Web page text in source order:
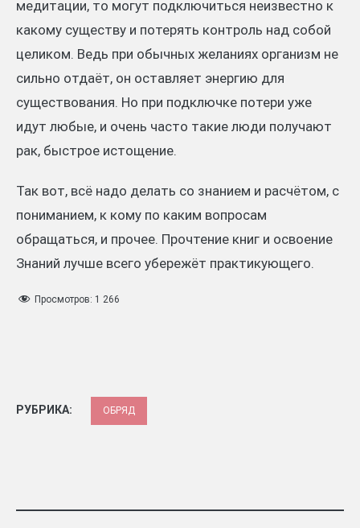
медитации, то могут подключиться неизвестно к
какому существу и потерять контроль над собой
целиком. Ведь при обычных желаниях организм не
сильно отдаёт, он оставляет энергию для
существования. Но при подключке потери уже
идут любые, и очень часто такие люди получают
рак, быстрое истощение.
Так вот, всё надо делать со знанием и расчётом, с
пониманием, к кому по каким вопросам
обращаться, и прочее. Прочтение книг и освоение
Знаний лучше всего убережёт практикующего.
Просмотров: 1 266
РУБРИКА: ОБРЯД